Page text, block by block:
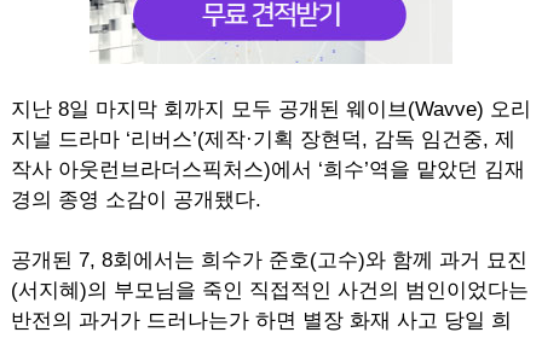
지난 8일 마지막 회까지 모두 공개된 웨이브(Wavve) 오리
지널 드라마 ‘리버스’(제작·기획 장현덕, 감독 임건중, 제
작사 아웃런브라더스픽처스)에서 ‘희수’역을 맡았던 김재
경의 종영 소감이 공개됐다.
공개된 7, 8회에서는 희수가 준호(고수)와 함께 과거 묘진
(서지혜)의 부모님을 죽인 직접적인 사건의 범인이었다는
반전의 과거가 드러나는가 하면 별장 화재 사고 당일 희